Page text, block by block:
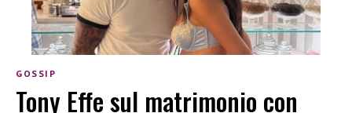
GOSSIP
Tony Effe sul matrimonio con